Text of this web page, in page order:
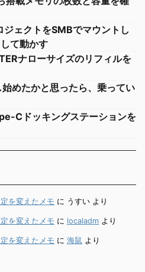
ェクトをSMBでマウントし
て動かす
ナローサイズのリフィルを
めたかと思ったら、乗ってい
Cドッキングステーションを
を変えたメモ に うすい より
を変えたメモ に localadm より
を変えたメモ に 海鼠 より